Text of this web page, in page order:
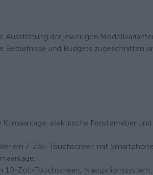
Ausstattung der jeweiligen
Bedürfnisse und Budgets zugeschnitten
elektrische Fensterheber und
ein 7-Zoll-Touchscreen mit
10-Zoll-Touchscreen, Navigationssystem,